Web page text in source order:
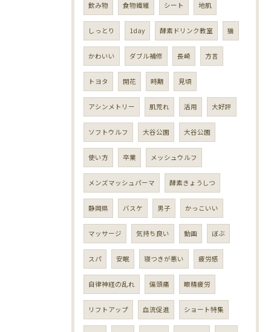
飲み物 食物繊維 シート 地肌
しっとり 1day 酵素ドリンク教室 猫
かわいい ダブル補修 長崎 方言
トヨタ 開花 時期 見頃
アシンメトリー 肌荒れ 活用 大好評
ソフトウルフ 大谷公園 大谷公園
使い方 卒業 メッシュウルフ
メンズマッシュパーマ 酵素きょうしつ
静岡県 バスケ 男子 かっこいい
マッサージ 気持ち良い 動画 ぼぶ
スパ 安眠 寝つきが悪い 疲労感
自律神経の乱れ 偏頭痛 眼精疲労
リフトアップ 血流促進 ショート特集